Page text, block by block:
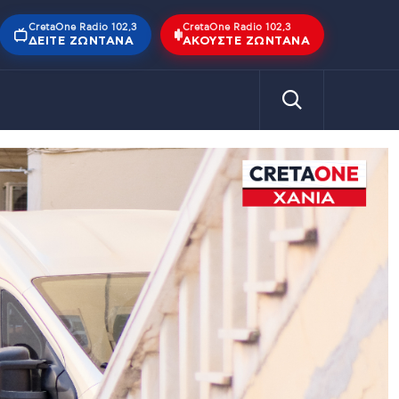
CretaOne Radio 102,3
ΔΕΊΤΕ ΖΩΝΤΑΝΆ
CretaOne Radio 102,3
ΑΚΟΎΣΤΕ ΖΩΝΤΑΝΆ